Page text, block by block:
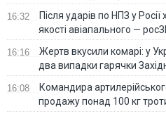
16:32
Після ударів по НПЗ у
якості авіапального —
16:16
Жертв вкусили комарі: у
два випадки гарячки
16:08
Командира
продажу понад 100 кг